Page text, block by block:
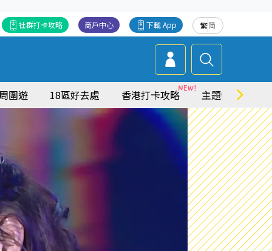
繁简
下載 App
商戶中心
社群打卡攻略
圍遊 18區好去處 香港打卡攻略 主題特集